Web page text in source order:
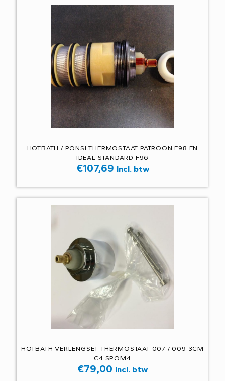
HOTBATH / PONSI THERMOSTAAT PATROON F98 EN
IDEAL STANDARD F96
€107,69 Incl. btw
HOTBATH VERLENGSET THERMOSTAAT 007 / 009 3CM
C4 SPOM4
€79,00 Incl. btw